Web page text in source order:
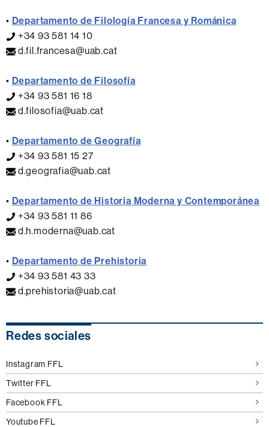
• Departamento de Filología Francesa y Románica
+34 93 581 14 10
d.fil.francesa@uab.cat
• Departamento de Filosofía
+34 93 581 16 18
d.filosofia@uab.cat
• Departamento de Geografía
+34 93 581 15 27
d.geografia@uab.cat
• Departamento de Historia Moderna y Contemporánea
+34 93 581 11 86
d.h.moderna@uab.cat
• Departamento de Prehistoria
+34 93 581 43 33
d.prehistoria@uab.cat
Información
Redes sociales
Instagram FFL
Twitter FFL
Facebook FFL
Youtube FFL